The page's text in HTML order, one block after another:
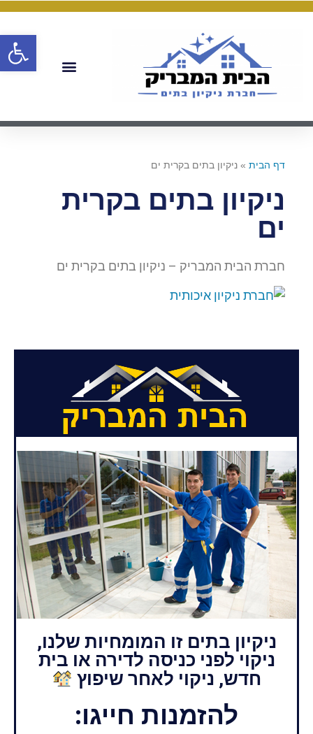
דף הבית » ניקיון בתים בקרית ים
ניקיון בתים בקרית
ים
חברת הבית המבריק – ניקיון בתים בקרית ים
ניקיון בתים זו המומחיות שלנו,
ניקוי לפני כניסה לדירה או בית
חדש, ניקוי לאחר שיפוץ
להזמנות חייגו: